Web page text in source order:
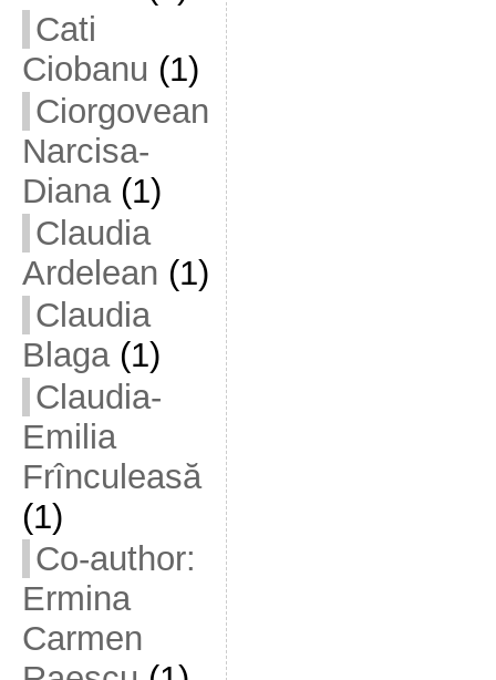
Cati
Ciobanu (1)
Ciorgovean
Narcisa-
Diana(1)
Claudia
Ardelean (1)
Claudia
Blaga(1)
Claudia-
Emilia
Frînculeasă
(1)
Co-author:
Ermina
Carmen